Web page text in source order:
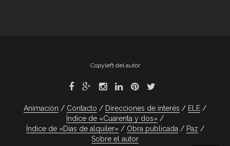
Copyleft del autor
Animación Contacto Direcciones de interés
ELE
Índice de «Cuarenta y dos»
Índice de «Días de alquiler»
Obra publicada
Paz
Sobre el autor